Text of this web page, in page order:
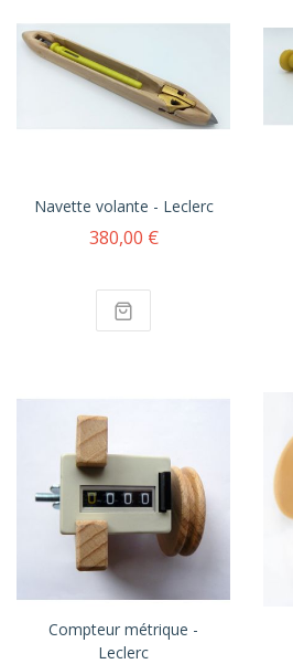
Navette volante - Leclerc
380,00 €
Compteur métrique -
Leclerc